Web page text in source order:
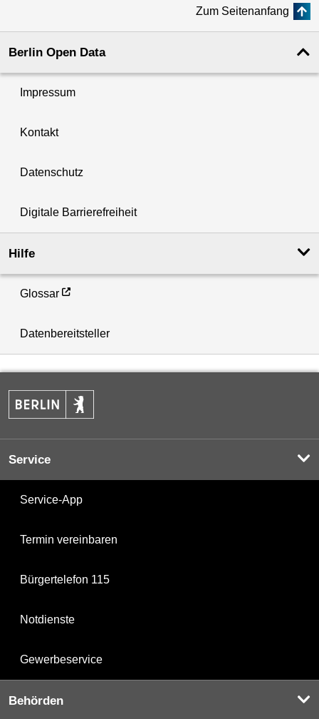
Zum Seitenanfang
Berlin Open Data
Impressum
Kontakt
Datenschutz
Digitale Barrierefreiheit
Hilfe
Glossar
Datenbereitsteller
Service
Service-App
Termin vereinbaren
Bürgertelefon 115
Notdienste
Gewerbeservice
Behörden